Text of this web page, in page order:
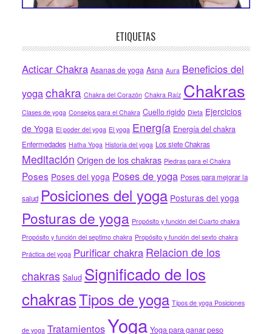
ETIQUETAS
Acticar Chakra Asanas de yoga Asna Aura Beneficios del
yogachakra Chakra del Corazón Chakra Raíz Chakras
Clases de yoga Consejos para el Chakra Cuello rigido Dieta Ejercicios
de Yoga El poder del yoga El yoga Energía Energía del chakra
Enfermedades Hatha Yoga Historia del yoga Los siete Chakras
Meditación Origen de los chakras Piedras para el Chakra
Poses Poses del yoga Poses de yoga Poses para mejorar la
salud Posiciones del yoga Posturas del yoga
Posturas de yoga Propósito y función del Cuarto chakra
Propósito y función del septimo chakra Propósito y función del sexto chakra
Práctica del yoga Purificar chakra Relacion de los
chakras Salud Significado de los
chakrasTipos de yoga Tipos de yoga Posiciones
de yoga TratamientosYoga Yoga para ganar peso